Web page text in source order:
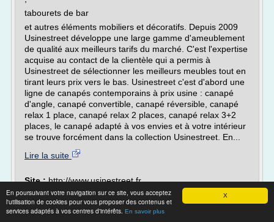
X
En poursuivant votre navigation sur ce site, vous acceptez
l'utilisation de cookies pour vous proposer des contenus et
services adaptés à vos centres d'intérêts. En savoir plus
tabourets de bar
et autres éléments mobiliers et décoratifs. Depuis 2009
Usinestreet développe une large gamme d'ameublement
de qualité aux meilleurs tarifs du marché. C'est l'expertise
acquise au contact de la clientèle qui a permis à
Usinestreet de sélectionner les meilleurs meubles tout en
tirant leurs prix vers le bas. Usinestreet c'est d'abord une
ligne de canapés contemporains à prix usine : canapé
d'angle, canapé convertible, canapé réversible, canapé
relax 1 place, canapé relax 2 places, canapé relax 3+2
places, le canapé adapté à vos envies et à votre intérieur
se trouve forcément dans la collection Usinestreet. En...
Lire la suite
Site :http://www.usinestreet.fr
Thèmes liés :meuble canape relax 2 place
meuble canape
cuir 3 place relax /meuble canape relax 3 place /canape d
angle 2 places